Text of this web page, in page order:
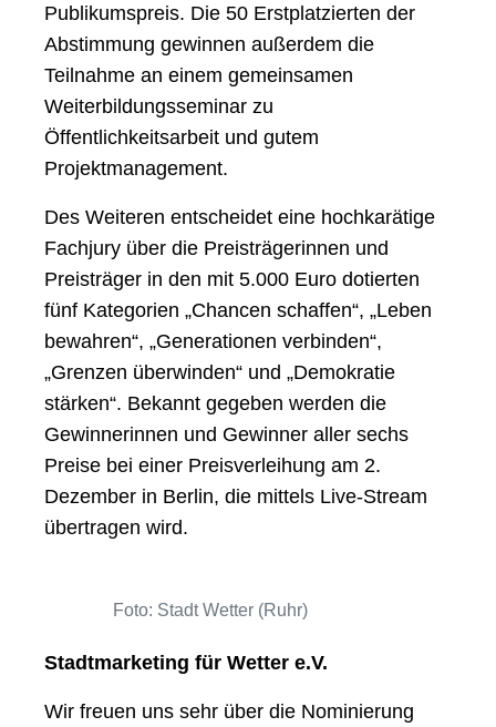
Publikumspreis. Die 50 Erstplatzierten der
Abstimmung gewinnen außerdem die
Teilnahme an einem gemeinsamen
Weiterbildungsseminar zu
Öffentlichkeitsarbeit und gutem
Projektmanagement.
Des Weiteren entscheidet eine hochkarätige
Fachjury über die Preisträgerinnen und
Preisträger in den mit 5.000 Euro dotierten
fünf Kategorien „Chancen schaffen“, „Leben
bewahren“, „Generationen verbinden“,
„Grenzen überwinden“ und „Demokratie
stärken“. Bekannt gegeben werden die
Gewinnerinnen und Gewinner aller sechs
Preise bei einer Preisverleihung am 2.
Dezember in Berlin, die mittels Live-Stream
übertragen wird.
Foto: Stadt Wetter (Ruhr)
Stadtmarketing für Wetter e.V.
Wir freuen uns sehr über die Nominierung